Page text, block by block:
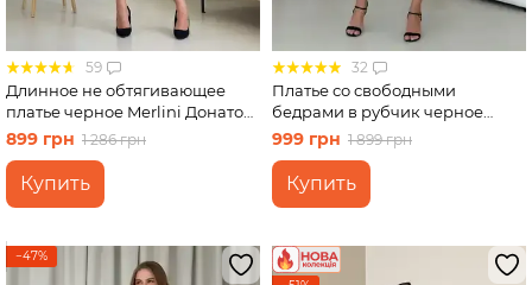
59
Длинное не обтягивающее
платье черное Merlini Донато
700001381 размер 46-48 (L-XL)
899 грн 1 286 грн
Купить
32
Платье со свободными
бедрами в рубчик черное
Merlini Реджо 700001581
размер S-M
999 грн 1 899 грн
Купить
−47%